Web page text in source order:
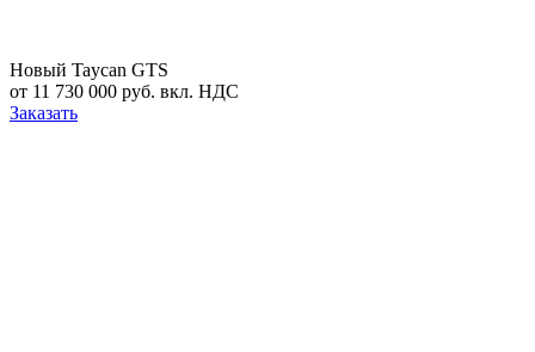
Новый Taycan GTS
от 11 730 000 руб. вкл. НДС
Заказать